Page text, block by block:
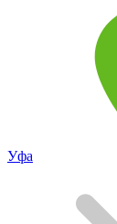
Уфа